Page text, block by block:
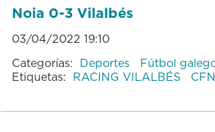
Noia 0-3 Vilalbés
03/04/2022 19:10
Categorías: Deportes
Fútbol
Etiquetas: RACING VILALBÉS